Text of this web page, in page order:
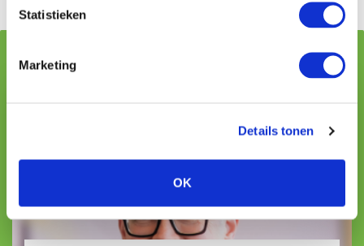
Statistieken
Marketing
Details tonen
OK